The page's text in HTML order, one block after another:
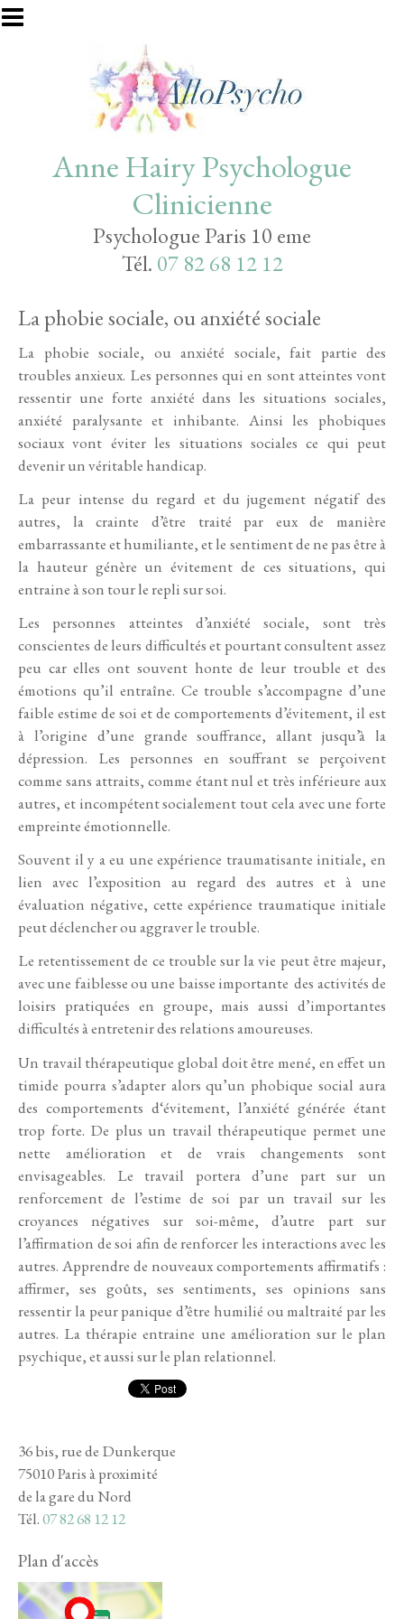
Aller au contenu principal
Anne Hairy Psychologue
Clinicienne
Psychologue Paris 10 eme
Tél. 07 82 68 12 12
La phobie sociale, ou anxiété sociale
La phobie sociale, ou anxiété sociale, fait partie des
troubles anxieux. Les personnes qui en sont atteintes vont
ressentir une forte anxiété dans les situations sociales,
anxiété paralysante et inhibante. Ainsi les phobiques
sociaux vont éviter les situations sociales ce qui peut
devenir un véritable handicap.
La peur intense du regard et du jugement négatif des
autres, la crainte d’être traité par eux de manière
embarrassante et humiliante, et le sentiment de ne pas être à
la hauteur génère un évitement de ces situations, qui
entraine à son tour le repli sur soi.
Les personnes atteintes d’anxiété sociale, sont très
conscientes de leurs difficultés et pourtant consultent assez
peu car elles ont souvent honte de leur trouble et des
émotions qu’il entraîne. Ce trouble s’accompagne d’une
faible estime de soi et de comportements d’évitement, il est
à l’origine d’une grande souffrance, allant jusqu’à la
dépression. Les personnes en souffrant se perçoivent
comme sans attraits, comme étant nul et très inférieure aux
autres, et incompétent socialement tout cela avec une forte
empreinte émotionnelle.
Souvent il y a eu une expérience traumatisante initiale, en
lien avec l’exposition au regard des autres et à une
évaluation négative, cette expérience traumatique initiale
peut déclencher ou aggraver le trouble.
Le retentissement de ce trouble sur la vie peut être majeur,
avec une faiblesse ou une baisse importante des activités de
loisirs pratiquées en groupe, mais aussi d’importantes
difficultés à entretenir des relations amoureuses.
Un travail thérapeutique global doit être mené, en effet un
timide pourra s’adapter alors qu’un phobique social aura
des comportements d‘évitement, l’anxiété générée étant
trop forte. De plus un travail thérapeutique permet une
nette amélioration et de vrais changements sont
envisageables. Le travail portera d’une part sur un
renforcement de l’estime de soi par un travail sur les
croyances négatives sur soi-même, d’autre part sur
l’affirmation de soi afin de renforcer les interactions avec les
autres. Apprendre de nouveaux comportements affirmatifs :
affirmer, ses goûts, ses sentiments, ses opinions sans
ressentir la peur panique d’être humilié ou maltraité par les
autres. La thérapie entraine une amélioration sur le plan
psychique, et aussi sur le plan relationnel.
36 bis, rue de Dunkerque
75010 Paris à proximité
de la gare du Nord
Tél.07 82 68 12 12
Plan d'accès